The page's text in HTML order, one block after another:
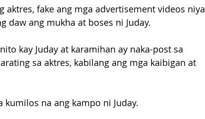
aktres, fake ang mga advertisement videos niya
daw ang mukha at boses ni Juday.
kay Juday at karamihan ay naka-post sa
sa aktres, kabilang ang mga kaibigan at
na ang kampo ni Juday.